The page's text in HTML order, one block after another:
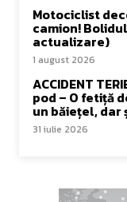
Motociclist
camion!
actualizare)
1 august 2026
ACCIDENT
pod – O fetiță
un băiețel, dar
31 iulie 2026